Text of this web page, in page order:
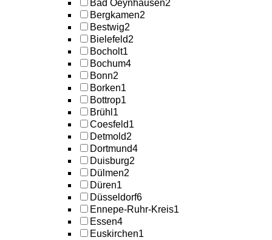
Bad Oeynhausen2
Bergkamen2
Bestwig2
Bielefeld2
Bocholt1
Bochum4
Bonn2
Borken1
Bottrop1
Brühl 1
Coesfeld1
Detmold2
Dortmund4
Duisburg2
Dülmen2
Düren1
Düsseldorf6
Ennepe-Ruhr-Kreis1
Essen4
Euskirchen1